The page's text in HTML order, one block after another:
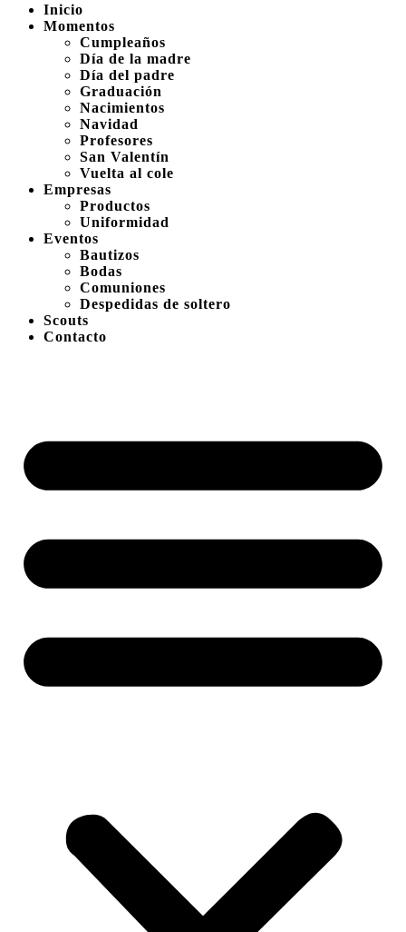
Inicio
Momentos
Cumpleaños
Día de la madre
Día del padre
Graduación
Nacimientos
Navidad
Profesores
San Valentín
Vuelta al cole
Empresas
Productos
Uniformidad
Eventos
Bautizos
Bodas
Comuniones
Despedidas de soltero
Scouts
Contacto